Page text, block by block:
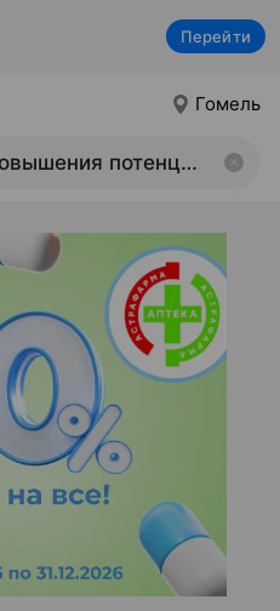
Перейти
Гомель